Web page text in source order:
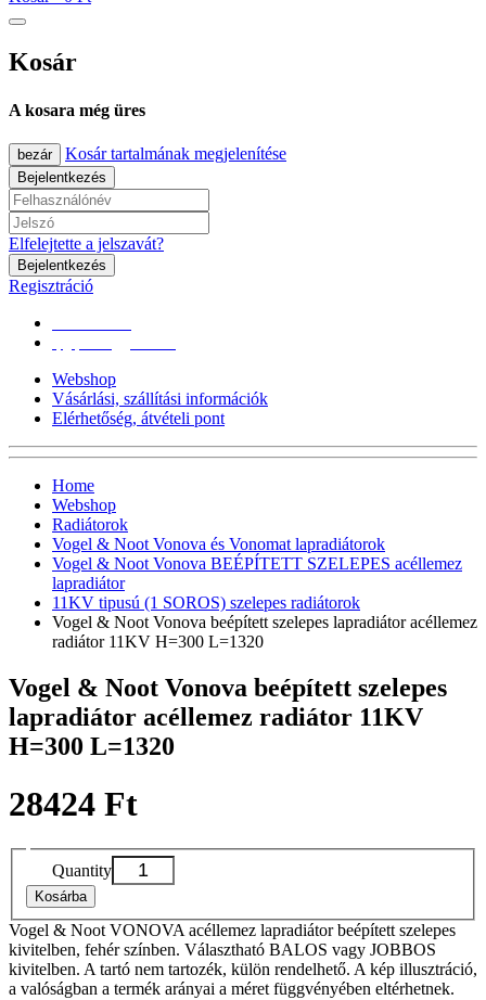
Kosár
A kosara még üres
bezár Kosár tartalmának megjelenítése
Bejelentkezés
Elfelejtette a jelszavát?
Bejelentkezés
Regisztráció
Webshop
Vásárlási, szállítási információk
Elérhetőség, átvételi pont
Home
Webshop
Radiátorok
Vogel & Noot Vonova és Vonomat lapradiátorok
Vogel & Noot Vonova BEÉPÍTETT SZELEPES acéllemez
lapradiátor
11KV tipusú (1 SOROS) szelepes radiátorok
Vogel & Noot Vonova beépített szelepes lapradiátor acéllemez
radiátor 11KV H=300 L=1320
Vogel & Noot Vonova beépített szelepes
lapradiátor acéllemez radiátor 11KV
H=300 L=1320
28424 Ft
Quantity
Kosárba
Vogel & Noot VONOVA acéllemez lapradiátor beépített szelepes
kivitelben, fehér színben. Választható BALOS vagy JOBBOS
kivitelben. A tartó nem tartozék, külön rendelhető. A kép illusztráció,
a valóságban a termék arányai a méret függvényében eltérhetnek.